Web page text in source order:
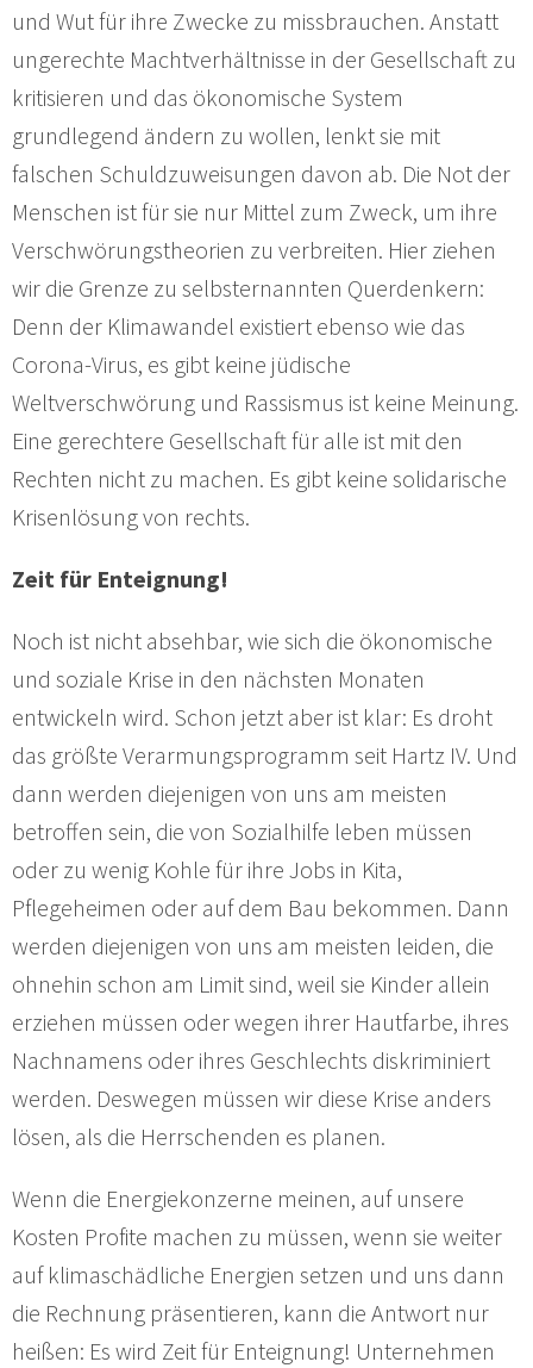
und Wut für ihre Zwecke zu missbrauchen. Anstatt
ungerechte Machtverhältnisse in der Gesellschaft zu
kritisieren und das ökonomische System
grundlegend ändern zu wollen, lenkt sie mit
falschen Schuldzuweisungen davon ab. Die Not der
Menschen ist für sie nur Mittel zum Zweck, um ihre
Verschwörungstheorien zu verbreiten. Hier ziehen
wir die Grenze zu selbsternannten Querdenkern:
Denn der Klimawandel existiert ebenso wie das
Corona-Virus, es gibt keine jüdische
Weltverschwörung und Rassismus ist keine Meinung.
Eine gerechtere Gesellschaft für alle ist mit den
Rechten nicht zu machen. Es gibt keine solidarische
Krisenlösung von rechts.
Zeit für Enteignung!
Noch ist nicht absehbar, wie sich die ökonomische
und soziale Krise in den nächsten Monaten
entwickeln wird. Schon jetzt aber ist klar: Es droht
das größte Verarmungsprogramm seit Hartz IV. Und
dann werden diejenigen von uns am meisten
betroffen sein, die von Sozialhilfe leben müssen
oder zu wenig Kohle für ihre Jobs in Kita,
Pflegeheimen oder auf dem Bau bekommen. Dann
werden diejenigen von uns am meisten leiden, die
ohnehin schon am Limit sind, weil sie Kinder allein
erziehen müssen oder wegen ihrer Hautfarbe, ihres
Nachnamens oder ihres Geschlechts diskriminiert
werden. Deswegen müssen wir diese Krise anders
lösen, als die Herrschenden es planen.
Wenn die Energiekonzerne meinen, auf unsere
Kosten Profite machen zu müssen, wenn sie weiter
auf klimaschädliche Energien setzen und uns dann
die Rechnung präsentieren, kann die Antwort nur
heißen: Es wird Zeit für Enteignung! Unternehmen